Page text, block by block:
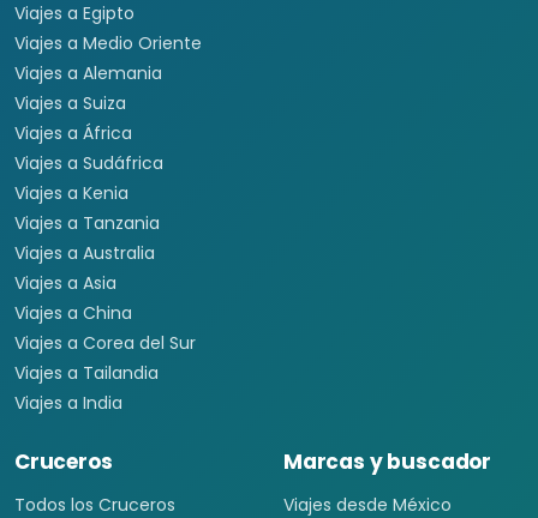
Viajes a Egipto
Viajes a Medio Oriente
Viajes a Alemania
Viajes a Suiza
Viajes a África
Viajes a Sudáfrica
Viajes a Kenia
Viajes a Tanzania
Viajes a Australia
Viajes a Asia
Viajes a China
Viajes a Corea del Sur
Viajes a Tailandia
Viajes a India
Cruceros
Todos los Cruceros
Marcas y buscador
Viajes desde México